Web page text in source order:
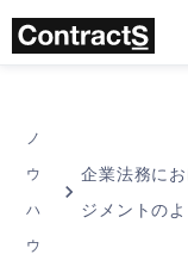
ノ
ウ
ハ
ウ
企業法務に
ジメントの